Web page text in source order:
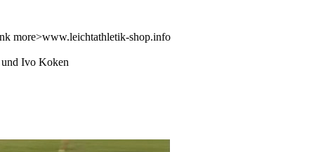
more>www.leichtathletik-shop.info
Ivo Koken